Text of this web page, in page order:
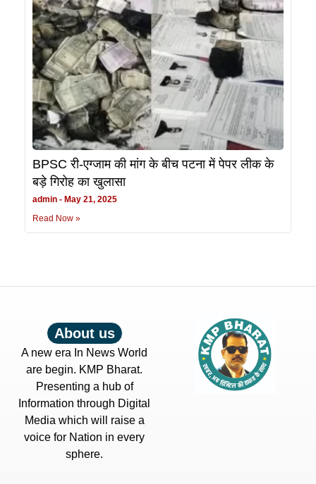
BPSC री-एग्जाम की मांग के बीच पटना में पेपर लीक के
बड़े गिरोह का खुलासा
admin
May 21, 2025
Read Now »
About us
A new era In News World
are begin. KMP Bharat.
Presenting a hub of
Information through Digital
Media which will raise a
voice for Nation in every
sphere.